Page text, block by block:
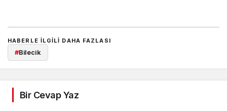
HABERLE ILGILI DAHA FAZLASI
#Bilecik
Bir Cevap Yaz